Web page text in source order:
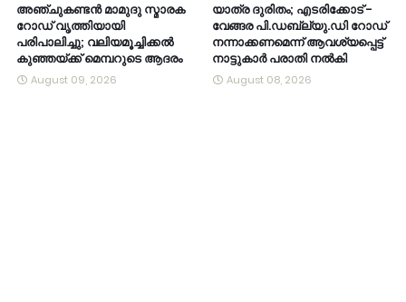
അഞ്ചുകണ്ടൻ മാമുദു സ്മാരക
റോഡ് വൃത്തിയായി
പരിപാലിച്ചു; വലിയമൂച്ചിക്കൽ
കുഞ്ഞയ്ക്ക് മെമ്പറുടെ ആദരം
August 09, 2026
യാത്ര ദുരിതം; എടരിക്കോട് -
വേങ്ങര പി.ഡബ്ല്യു.ഡി റോഡ്
നന്നാക്കണമെന്ന് ആവശ്യപ്പെട്ട്
നാട്ടുകാർ പരാതി നൽകി
August 08, 2026